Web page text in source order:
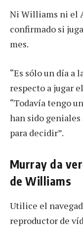
Ni Williams ni el
confirmado si
mes.
“Es sólo un día a
respecto a jugar
“Todavía tengo
han sido
para decidir”.
Murray da
de Williams
Utilice el
reproductor de